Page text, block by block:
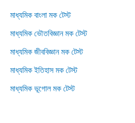
মাধ্যমিক বাংলা মক টেস্ট
মাধ্যমিক ভৌতবিজ্ঞান মক টেস্ট
মাধ্যমিক জীববিজ্ঞান মক টেস্ট
মাধ্যমিক ইতিহাস মক টেস্ট
মাধ্যমিক ভূগোল মক টেস্ট